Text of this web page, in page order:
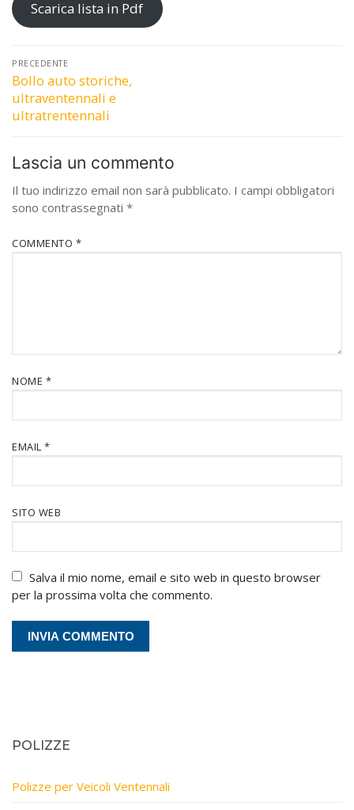
Scarica lista in Pdf
Navigazione
articoli
PRECEDENTE
Articolo
precedente:
Bollo auto storiche,
ultraventennali e
ultratrentennali
Lascia un commento
Il tuo indirizzo email non sarà pubblicato. I campi obbligatori
sono contrassegnati *
COMMENTO *
NOME *
EMAIL *
SITO WEB
Salva il mio nome, email e sito web in questo browser
per la prossima volta che commento.
POLIZZE
Polizze per Veicoli Ventennali